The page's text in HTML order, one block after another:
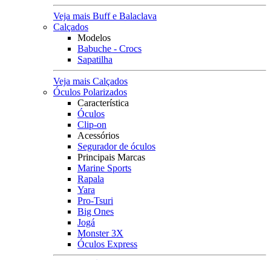
Veja mais Buff e Balaclava
Calçados
Modelos
Babuche - Crocs
Sapatilha
Veja mais Calçados
Óculos Polarizados
Característica
Óculos
Clip-on
Acessórios
Segurador de óculos
Principais Marcas
Marine Sports
Rapala
Yara
Pro-Tsuri
Big Ones
Jogá
Monster 3X
Óculos Express